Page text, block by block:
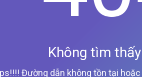
Không tìm
Đường dẫn không tồn tại